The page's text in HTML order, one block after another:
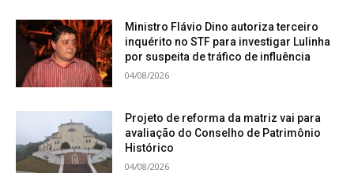
Ministro Flávio Dino autoriza terceiro
inquérito no STF para investigar Lulinha
por suspeita de tráfico de influência
04/08/2026
Projeto de reforma da matriz vai para
avaliação do Conselho de Patrimônio
Histórico
04/08/2026